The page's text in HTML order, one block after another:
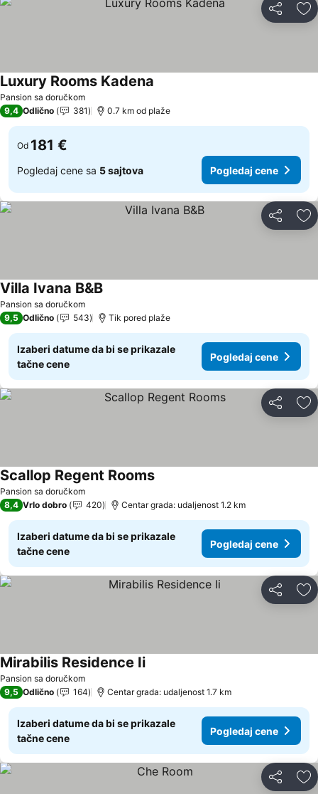
Deli
Pansion sa doručkom
Luxury Rooms Kadena
9,4 Odlično 381 0.7 km od plaže
Od 181 €
Pogledaj cene sa 5 sajtova Pogledaj cene
Deli
Pansion sa doručkom
Villa Ivana B&BPogledaj cene
9,5 Odlično 543 Tik pored plaže
Izaberi datume da bi se prikazale
tačne cene
Pogledaj cene
Deli
Pansion sa doručkom
Scallop Regent RoomsPogledaj cene
8,4 Vrlo dobro 420 Centar grada: udaljenost 1.2 km
Izaberi datume da bi se prikazale
tačne cene
Pogledaj cene
Deli
Pansion sa doručkom
Mirabilis Residence IiPogledaj cene
9,5 Odlično 164 Centar grada: udaljenost 1.7 km
Izaberi datume da bi se prikazale
tačne cene
Pogledaj cene
Deli